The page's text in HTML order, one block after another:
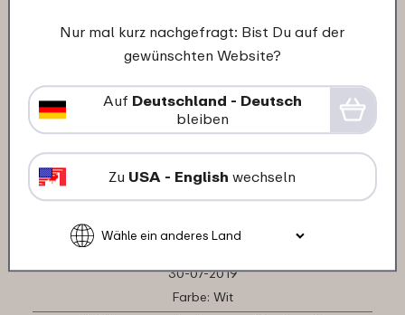
Farbe: Wit
"alles bestens alles bestens alles
bestens alles bestens"
★ ★★★★
★ ★★★★
Kunde von mepal.com
30-07-2019
Farbe: Wit
Nur mal kurz nachgefragt: Bist Du auf der
gewünschten Website?
Auf Deutschland - Deutsch
bleiben
Zu USA - English wechseln